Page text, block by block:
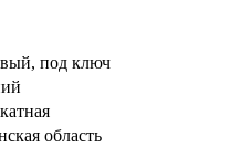
под ключ
область